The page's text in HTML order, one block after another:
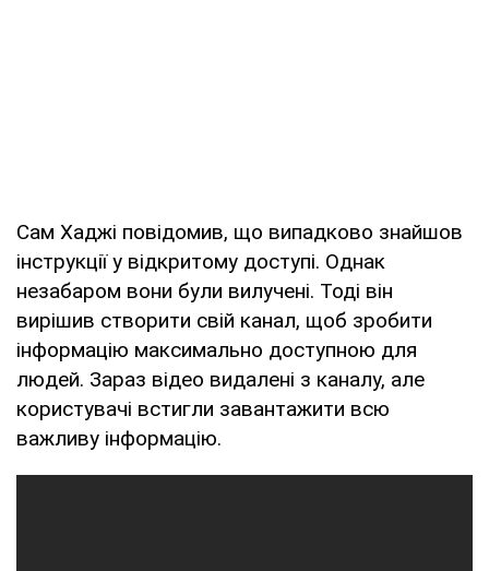
Сам Хаджі повідомив, що випадково знайшов
інструкції у відкритому доступі. Однак
незабаром вони були вилучені. Тоді він
вирішив створити свій канал, щоб зробити
інформацію максимально доступною для
людей. Зараз відео видалені з каналу, але
користувачі встигли завантажити всю
важливу інформацію.